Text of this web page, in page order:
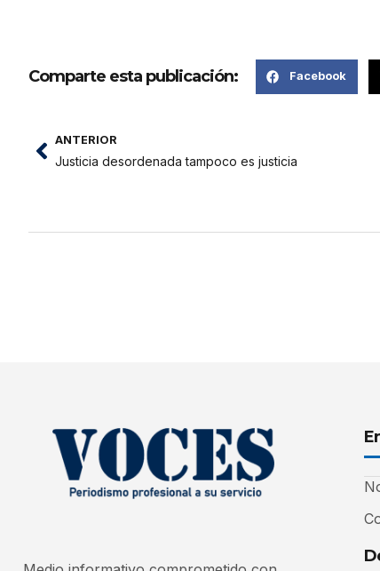
Comparte esta publicación: Facebook
ANTERIOR
Justicia desordenada tampoco es justicia